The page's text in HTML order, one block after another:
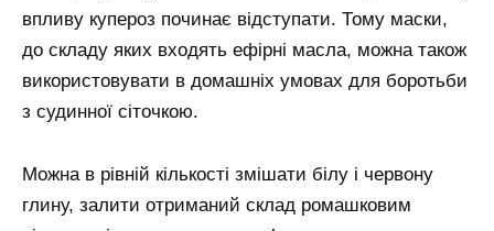
впливу купероз починає відступати. Тому маски,
до складу яких входять ефірні масла, можна також
використовувати в домашніх умовах для боротьби
з судинної сіточкою.
Можна в рівній кількості змішати білу і червону
глину, залити отриманий склад ромашковим